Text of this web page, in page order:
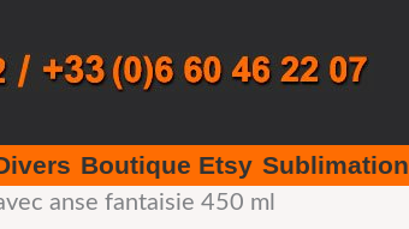
Boutique Etsy Sublimation
anse fantaisie 450 ml